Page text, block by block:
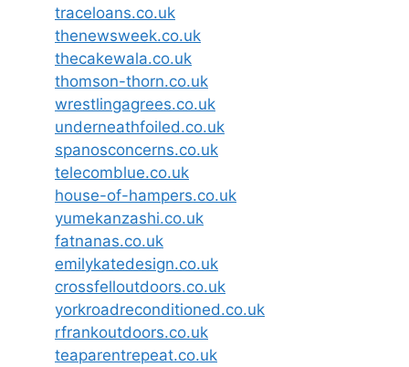
traceloans.co.uk
thenewsweek.co.uk
thecakewala.co.uk
thomson-thorn.co.uk
wrestlingagrees.co.uk
underneathfoiled.co.uk
spanosconcerns.co.uk
telecomblue.co.uk
house-of-hampers.co.uk
yumekanzashi.co.uk
fatnanas.co.uk
emilykatedesign.co.uk
crossfelloutdoors.co.uk
yorkroadreconditioned.co.uk
rfrankoutdoors.co.uk
teaparentrepeat.co.uk